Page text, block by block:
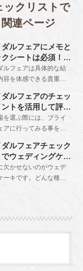
ックリストで
連ページ
ルフェアにメモと
シートは必須！ど
とを質問すべき？
ルフェアは具体的な結
容を体感できる貴重な
ておくと共に、参加し
報をメモしておくと有
選びの材料となりま
ルフェアのチェッ
トを活用して評判
場を見抜く？
を選ぶ際には、ブライ
アに行ってみる事をお
り会場の雰囲気だけで
タッフの対応もキメ細
ぐにわかるでしょう。
ルフェアチェック
でウェディングケー
をつける？
欠かせないのがウェデ
ーキです。どんな種類
のが気になるところで
クすることができま